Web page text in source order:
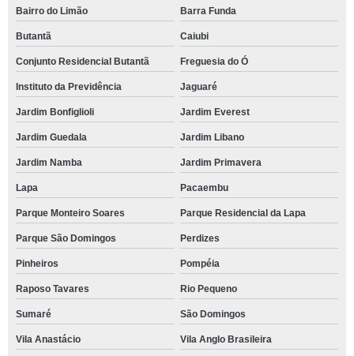
Bairro do Limão Barra Funda
Butantã Caiubi
Conjunto Residencial Butantã Freguesia do Ó
Instituto da Previdência Jaguaré
Jardim Bonfiglioli Jardim Everest
Jardim Guedala Jardim Libano
Jardim Namba Jardim Primavera
Lapa Pacaembu
Parque Monteiro Soares Parque Residencial da Lapa
Parque São Domingos Perdizes
Pinheiros Pompéia
Raposo Tavares Rio Pequeno
Sumaré São Domingos
Vila Anastácio Vila Anglo Brasileira